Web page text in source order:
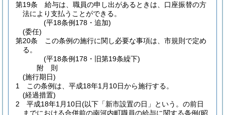
第19条
給与は、職員の申し出があるときは、口座振替の方
法により支払うことができる。
(平18条例178・追加)
(委任)
第20条
この条例の施行に関し必要な事項は、市規則で定め
る。
(平18条例178・旧第19条繰下)
附 則
(施行期日)
1
この条例は、平成18年1月10日から施行する。
(経過措置)
2
平成18年1月10日(以下「新市設置の日」という。の前日
までにおける合併前の南河内町職員の給与に関する条例(昭